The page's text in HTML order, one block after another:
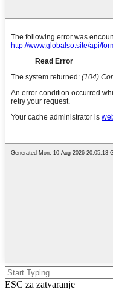
ESC za zatvaranje